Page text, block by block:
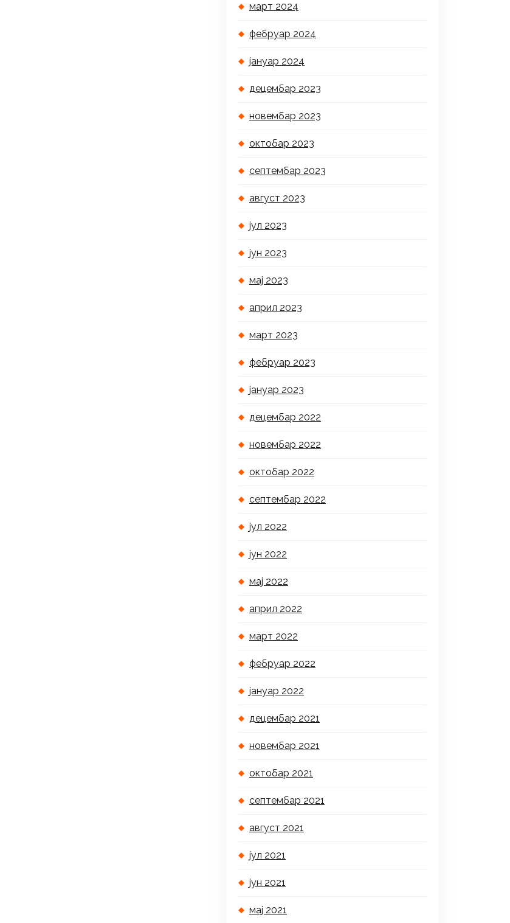
март 2024
фебруар 2024
јануар 2024
децембар 2023
новембар 2023
октобар 2023
септембар 2023
август 2023
јул 2023
јун 2023
мај 2023
април 2023
март 2023
фебруар 2023
јануар 2023
децембар 2022
новембар 2022
октобар 2022
септембар 2022
јул 2022
јун 2022
мај 2022
април 2022
март 2022
фебруар 2022
јануар 2022
децембар 2021
новембар 2021
октобар 2021
септембар 2021
август 2021
јул 2021
јун 2021
мај 2021